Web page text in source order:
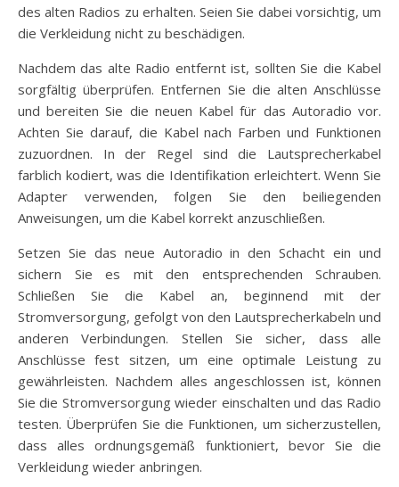
des alten Radios zu erhalten. Seien Sie dabei vorsichtig, um
die Verkleidung nicht zu beschädigen.
Nachdem das alte Radio entfernt ist, sollten Sie die Kabel
sorgfältig überprüfen. Entfernen Sie die alten Anschlüsse
und bereiten Sie die neuen Kabel für das Autoradio vor.
Achten Sie darauf, die Kabel nach Farben und Funktionen
zuzuordnen. In der Regel sind die Lautsprecherkabel
farblich kodiert, was die Identifikation erleichtert. Wenn Sie
Adapter verwenden, folgen Sie den beiliegenden
Anweisungen, um die Kabel korrekt anzuschließen.
Setzen Sie das neue Autoradio in den Schacht ein und
sichern Sie es mit den entsprechenden Schrauben.
Schließen Sie die Kabel an, beginnend mit der
Stromversorgung, gefolgt von den Lautsprecherkabeln und
anderen Verbindungen. Stellen Sie sicher, dass alle
Anschlüsse fest sitzen, um eine optimale Leistung zu
gewährleisten. Nachdem alles angeschlossen ist, können
Sie die Stromversorgung wieder einschalten und das Radio
testen. Überprüfen Sie die Funktionen, um sicherzustellen,
dass alles ordnungsgemäß funktioniert, bevor Sie die
Verkleidung wieder anbringen.